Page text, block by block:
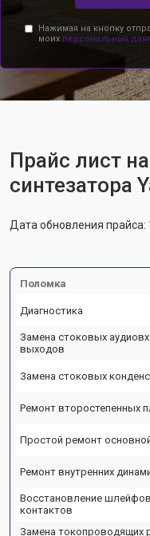
Нажимая на кнопку
моих персональных
Прайс лист
синтезатора
Дата обновления прайса:
Поломка
Диагностика
Замена стоковых
выходов
Замена стоковых
Ремонт второстепенных
Простой ремонт
Ремонт внутренних
Восстановление
контактов
Замена токопроводящих